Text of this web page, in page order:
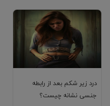
درد زیر شکم بعد از رابطه
جنسی نشانه چیست؟